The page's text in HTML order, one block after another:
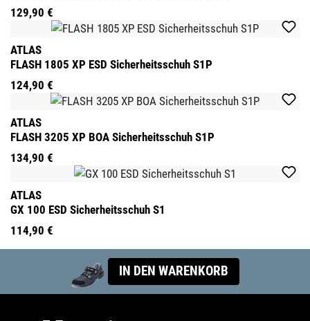
129,90 €
ATLAS
FLASH 1805 XP ESD Sicherheitsschuh S1P
124,90 €
ATLAS
FLASH 3205 XP BOA Sicherheitsschuh S1P
134,90 €
ATLAS
GX 100 ESD Sicherheitsschuh S1
114,90 €
IN DEN WARENKORB